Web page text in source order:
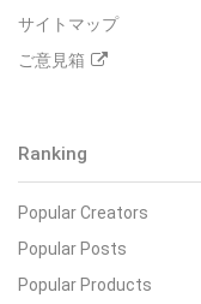
サイトマップ
ご意見箱
Ranking
Popular Creators
Popular Posts
Popular Products